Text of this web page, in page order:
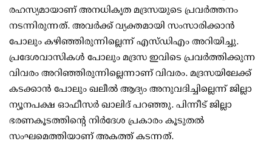
രഹസ്യമായാണ് അനധികൃത മദ്രസയുടെ പ്രവര്‍ത്തനം
നടന്നിരുന്നത്. അവര്‍ക്ക് വ്യക്തമായി സംസാരിക്കാന്‍
പോലും കഴിഞ്ഞിരുന്നില്ലെന്ന് എസ്ഡിഎം അറിയിച്ചു.
പ്രദേശവാസികള്‍ പോലും മദ്രസ ഇവിടെ പ്രവര്‍ത്തിക്കുന്ന
വിവരം അറിഞ്ഞിരുന്നില്ലെന്നാണ് വിവരം. മദ്രസയിലേക്ക്
കടക്കാന്‍ പോലും ഖലീല്‍ ആദ്യം അനുവദിച്ചില്ലെന്ന് ജില്ലാ
ന്യൂനപക്ഷ ഓഫീസര്‍ ഖാലിദ് പറഞ്ഞു. പിന്നീട് ജില്ലാ
ഭരണകൂടത്തിന്റെ നിര്‍ദേശ പ്രകാരം കൂടുതല്‍
സംഘമെത്തിയാണ് അകത്ത് കടന്നത്.